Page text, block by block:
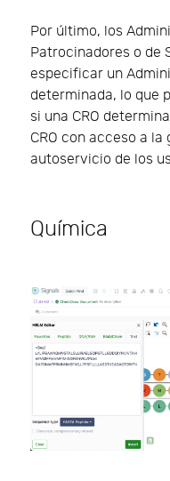
Por último, los
Patrocinadores o de
especificar un
determinada, lo que
si una CRO
CRO con acceso a
autoservicio de los
Química